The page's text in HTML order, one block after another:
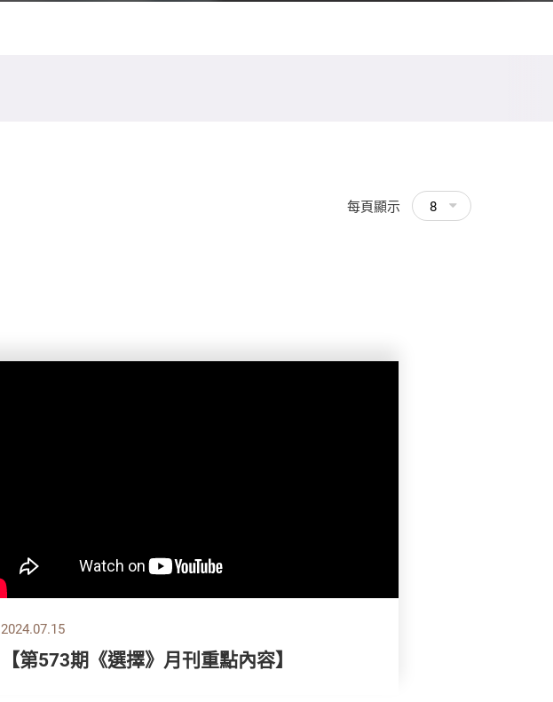
每頁顯示 8
2024.07.15
【第573期《選擇》月刊重點內容】